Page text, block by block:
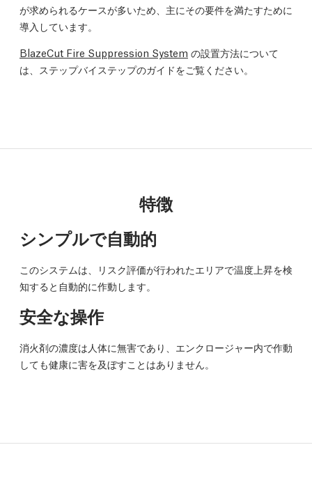
が求められるケースが多いため、主にその要件を満たすために
導入しています。
BlazeCut Fire Suppression System の設置方法について
は、ステップバイステップのガイドをご覧ください。
特徴
シンプルで自動的
このシステムは、リスク評価が行われたエリアで温度上昇を検
知すると自動的に作動します。
安全な操作
消火剤の濃度は人体に無害であり、エンクロージャー内で作動
しても健康に害を及ぼすことはありません。